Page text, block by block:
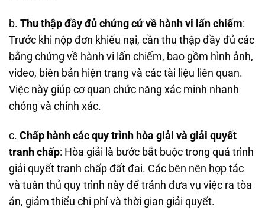
b. Thu thập đầy đủ chứng cứ về hành vi lấn chiếm:
Trước khi nộp đơn khiếu nại, cần thu thập đầy đủ các
bằng chứng về hành vi lấn chiếm, bao gồm hình ảnh,
video, biên bản hiện trạng và các tài liệu liên quan.
Việc này giúp cơ quan chức năng xác minh nhanh
chóng và chính xác.
c. Chấp hành các quy trình hòa giải và giải quyết
tranh chấp: Hòa giải là bước bắt buộc trong quá trình
giải quyết tranh chấp đất đai. Các bên nên hợp tác
và tuân thủ quy trình này để tránh đưa vụ việc ra tòa
án, giảm thiểu chi phí và thời gian giải quyết.